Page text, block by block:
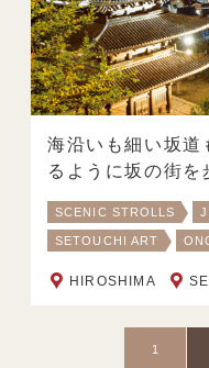
海沿いも細い坂道
るように坂の街を
SCENIC STROLLS
SETOUCHI ART
HIROSHIMA
1